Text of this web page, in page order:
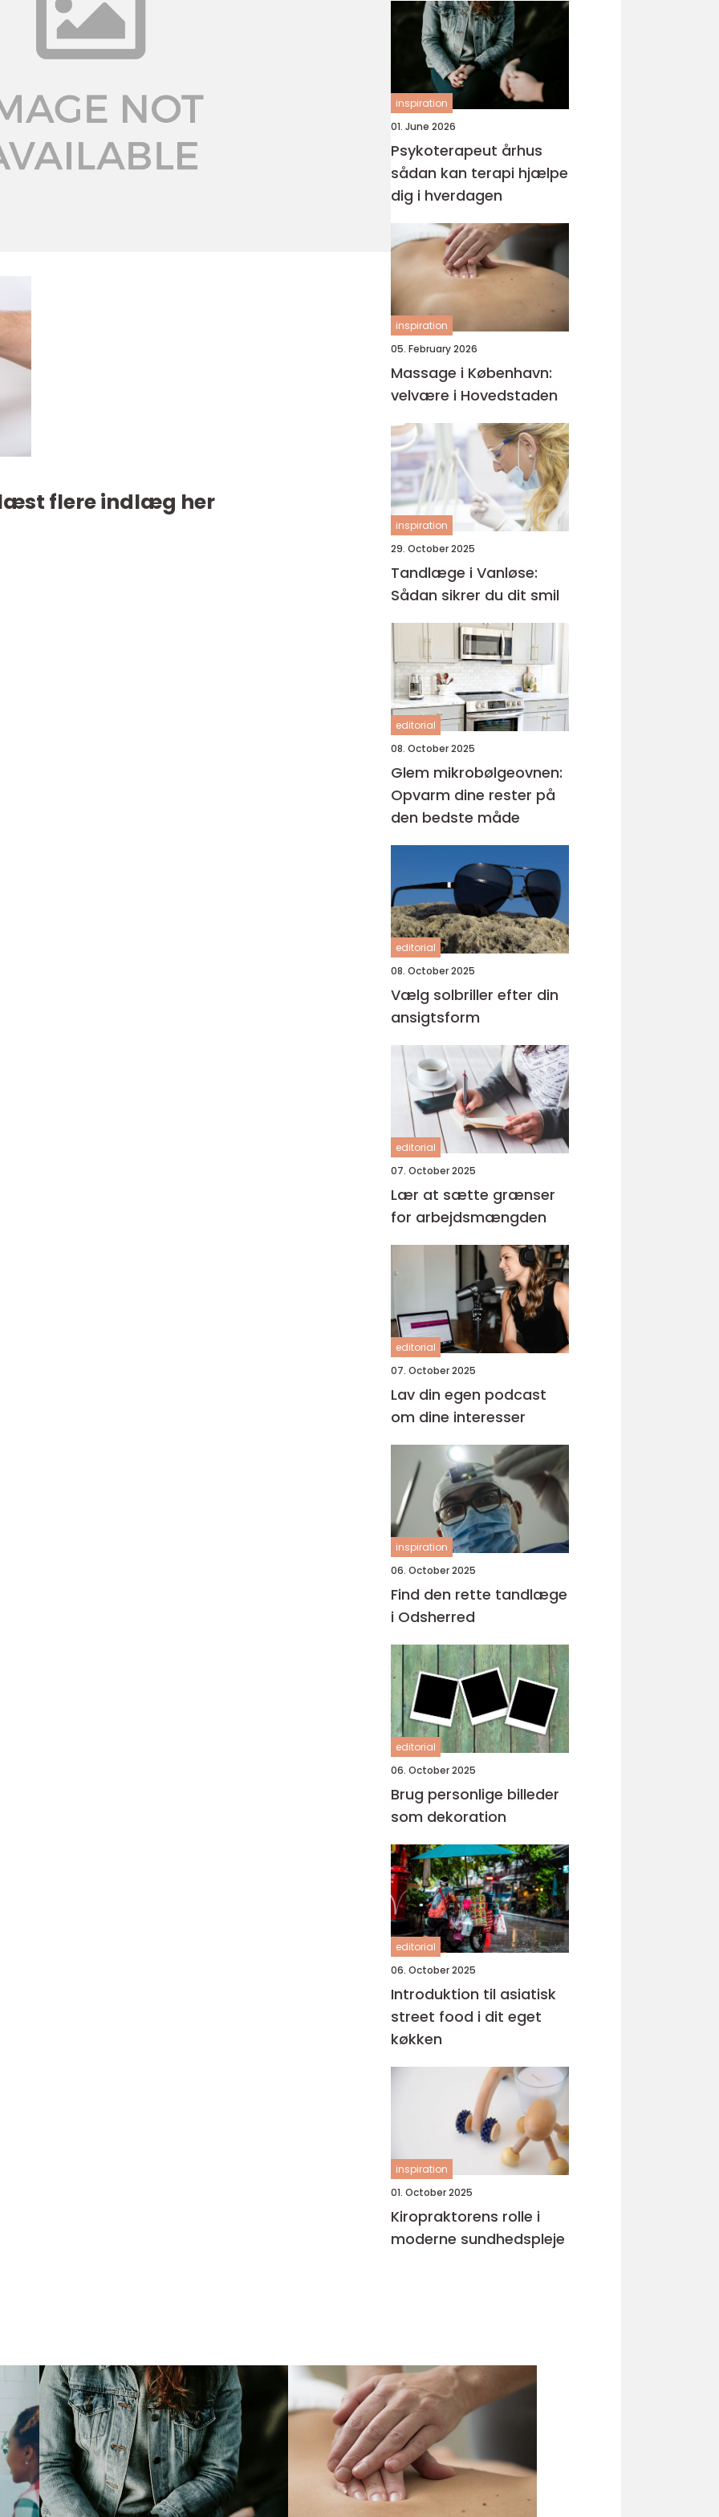
flere indlæg her
inspiration
01. June 2026
Psykoterapeut århus
sådan kan terapi hjælpe
dig i hverdagen
inspiration
05. February 2026
Massage i København:
velvære i Hovedstaden
inspiration
29. October 2025
Tandlæge i Vanløse:
Sådan sikrer du dit smil
editorial
08. October 2025
Glem mikrobølgeovnen:
Opvarm dine rester på
den bedste måde
editorial
08. October 2025
Vælg solbriller efter din
ansigtsform
editorial
07. October 2025
Lær at sætte grænser
for arbejdsmængden
editorial
07. October 2025
Lav din egen podcast
om dine interesser
inspiration
06. October 2025
Find den rette tandlæge
i Odsherred
editorial
06. October 2025
Brug personlige billeder
som dekoration
editorial
06. October 2025
Introduktion til asiatisk
street food i dit eget
køkken
inspiration
01. October 2025
Kiropraktorens rolle i
moderne sundhedspleje